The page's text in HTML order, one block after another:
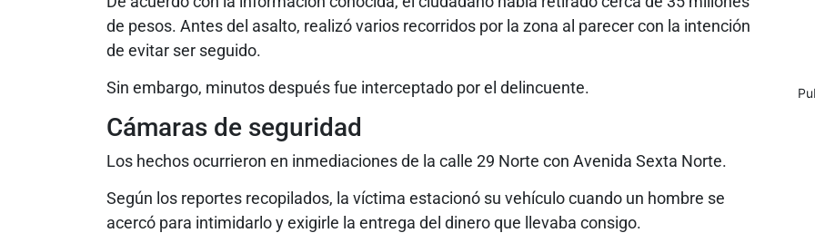
de pesos. Antes del asalto, realizó varios recorridos por la zona al parecer con la intención
de evitar ser seguido.
Sin embargo, minutos después fue interceptado por el delincuente.
Cámaras de seguridad
Los hechos ocurrieron en inmediaciones de la calle 29 Norte con Avenida Sexta Norte.
Según los reportes recopilados, la víctima estacionó su vehículo cuando un hombre se
acercó para intimidarlo y exigirle la entrega del dinero que llevaba consigo.